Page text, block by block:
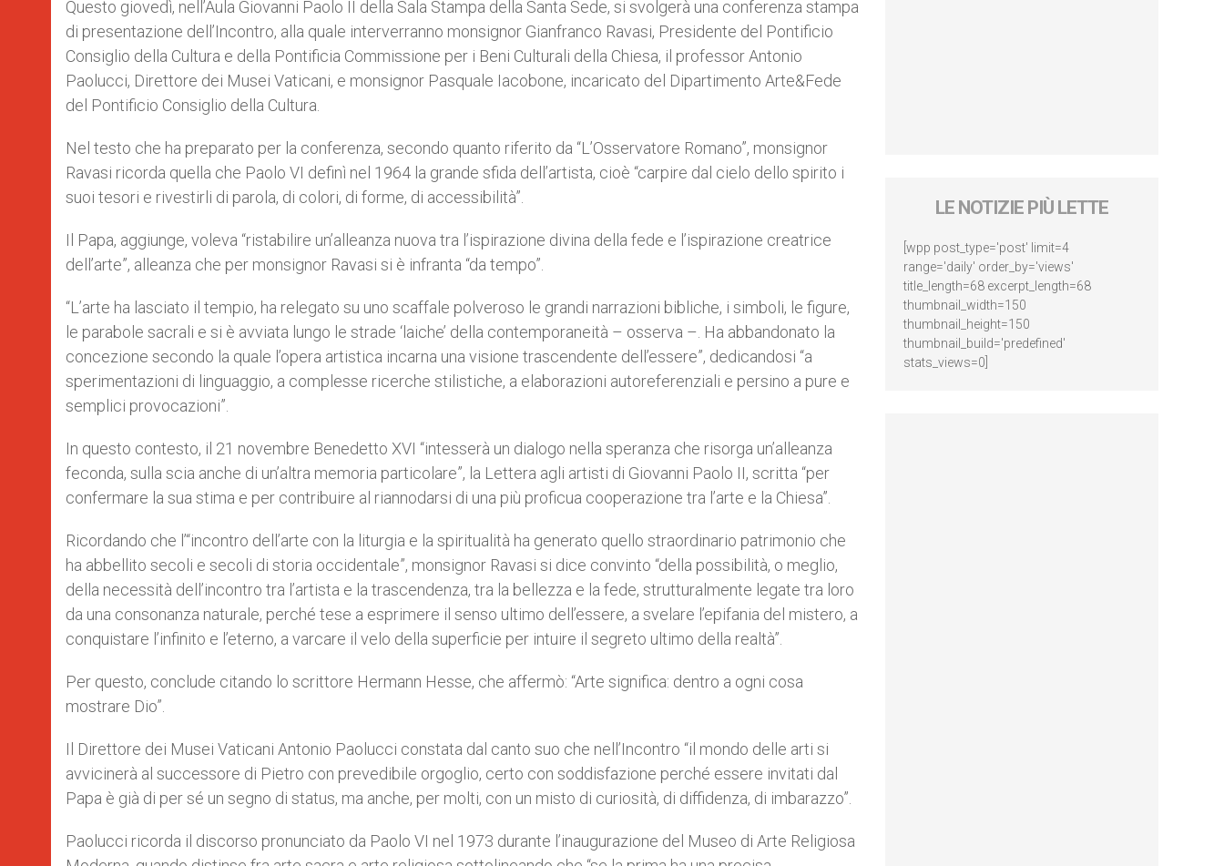
Questo giovedì, nell’Aula Giovanni Paolo II della Sala Stampa della Santa Sede, si svolgerà una conferenza stampa
di presentazione dell’Incontro, alla quale interverranno monsignor Gianfranco Ravasi, Presidente del Pontificio
Consiglio della Cultura e della Pontificia Commissione per i Beni Culturali della Chiesa, il professor Antonio
Paolucci, Direttore dei Musei Vaticani, e monsignor Pasquale Iacobone, incaricato del Dipartimento Arte&Fede
del Pontificio Consiglio della Cultura.
Nel testo che ha preparato per la conferenza, secondo quanto riferito da “L’Osservatore Romano”, monsignor
Ravasi ricorda quella che Paolo VI definì nel 1964 la grande sfida dell’artista, cioè “carpire dal cielo dello spirito i
suoi tesori e rivestirli di parola, di colori, di forme, di accessibilità”.
Il Papa, aggiunge, voleva “ristabilire un’alleanza nuova tra l’ispirazione divina della fede e l’ispirazione creatrice
dell’arte”, alleanza che per monsignor Ravasi si è infranta “da tempo”.
“L’arte ha lasciato il tempio, ha relegato su uno scaffale polveroso le grandi narrazioni bibliche, i simboli, le figure,
le parabole sacrali e si è avviata lungo le strade ‘laiche’ della contemporaneità – osserva –. Ha abbandonato la
concezione secondo la quale l’opera artistica incarna una visione trascendente dell’essere”, dedicandosi “a
sperimentazioni di linguaggio, a complesse ricerche stilistiche, a elaborazioni autoreferenziali e persino a pure e
semplici provocazioni”.
In questo contesto, il 21 novembre Benedetto XVI “intesserà un dialogo nella speranza che risorga un’alleanza
feconda, sulla scia anche di un’altra memoria particolare”, la Lettera agli artisti di Giovanni Paolo II, scritta “per
confermare la sua stima e per contribuire al riannodarsi di una più proficua cooperazione tra l’arte e la Chiesa”.
Ricordando che l’“incontro dell’arte con la liturgia e la spiritualità ha generato quello straordinario patrimonio che
ha abbellito secoli e secoli di storia occidentale”, monsignor Ravasi si dice convinto “della possibilità, o meglio,
della necessità dell’incontro tra l’artista e la trascendenza, tra la bellezza e la fede, strutturalmente legate tra loro
da una consonanza naturale, perché tese a esprimere il senso ultimo dell’essere, a svelare l’epifania del mistero, a
conquistare l’infinito e l’eterno, a varcare il velo della superficie per intuire il segreto ultimo della realtà”.
Per questo, conclude citando lo scrittore Hermann Hesse, che affermò: “Arte significa: dentro a ogni cosa
mostrare Dio”.
Il Direttore dei Musei Vaticani Antonio Paolucci constata dal canto suo che nell’Incontro “il mondo delle arti si
avvicinerà al successore di Pietro con prevedibile orgoglio, certo con soddisfazione perché essere invitati dal
Papa è già di per sé un segno di status, ma anche, per molti, con un misto di curiosità, di diffidenza, di imbarazzo”.
Paolucci ricorda il discorso pronunciato da Paolo VI nel 1973 durante l’inaugurazione del Museo di Arte Religiosa
LE NOTIZIE PIÙ LETTE
[wpp post_type='post' limit=4
range='daily' order_by='views'
title_length=68 excerpt_length=68
thumbnail_width=150
thumbnail_height=150
thumbnail_build='predefined'
stats_views=0]